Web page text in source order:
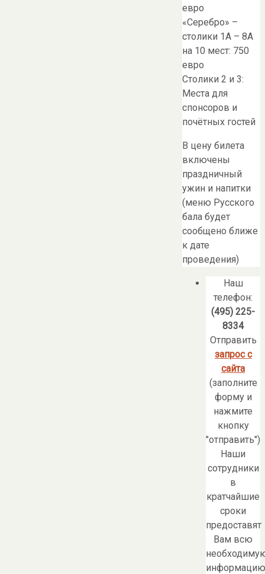
евро
«Серебро» –
столики 1A – 8A
на 10 мест: 750
евро
Столики 2 и 3:
Места для
спонсоров и
почётных гостей
В цену билета
включены
праздничный
ужин и напитки
(меню Русского
бала будет
сообщено ближе
к дате
проведения)
Наш
телефон:
(495) 225-
8334
Отправить
запрос с
сайта
(заполните
форму и
нажмите
кнопку
"отправить")
Наши
сотрудники
в
кратчайшие
сроки
предоставят
Вам всю